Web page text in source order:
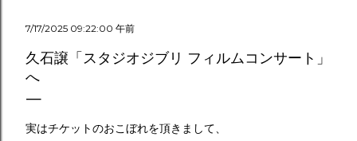
7/17/2025 09:22:00 午前
久石譲「スタジオジブリ フィルムコンサート」
へ
実はチケットのおこぼれを頂きまして、